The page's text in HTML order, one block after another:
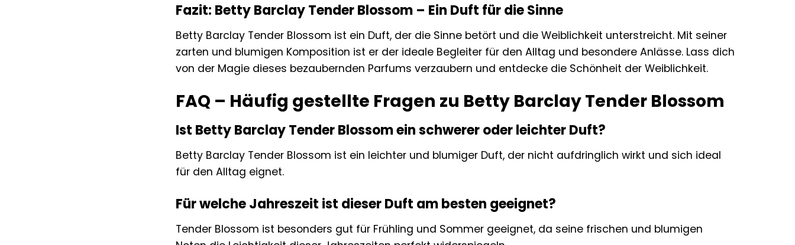
Fazit: Betty Barclay Tender Blossom – Ein Duft für die Sinne
Betty Barclay Tender Blossom ist ein Duft, der die Sinne betört und die Weiblichkeit unterstreicht. Mit seiner
zarten und blumigen Komposition ist er der ideale Begleiter für den Alltag und besondere Anlässe. Lass dich
von der Magie dieses bezaubernden Parfums verzaubern und entdecke die Schönheit der Weiblichkeit.
FAQ – Häufig gestellte Fragen zu Betty Barclay Tender Blossom
Ist Betty Barclay Tender Blossom ein schwerer oder leichter Duft?
Betty Barclay Tender Blossom ist ein leichter und blumiger Duft, der nicht aufdringlich wirkt und sich ideal
für den Alltag eignet.
Für welche Jahreszeit ist dieser Duft am besten geeignet?
Tender Blossom ist besonders gut für Frühling und Sommer geeignet, da seine frischen und blumigen